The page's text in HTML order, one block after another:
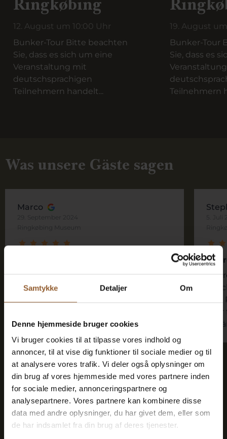
Samtykke Detaljer Om
Denne hjemmeside bruger cookies
Vi bruger cookies til at tilpasse vores indhold og
annoncer, til at vise dig funktioner til sociale medier og til
at analysere vores trafik. Vi deler også oplysninger om
din brug af vores hjemmeside med vores partnere inden
for sociale medier, annonceringspartnere og
analysepartnere. Vores partnere kan kombinere disse
data med andre oplysninger, du har givet dem, eller som
de har indsamlet fra din brug af deres tjenester.
Ringkøbing
12. August um 10:00 Uhr
Bunker-Tour Bitte beachten
Sie, dass es sich um eine
Veranstaltung mit
deutschsprachigen
Teilnehmern handelt...
19. August
Bunker-Tour
Sie, dass es
Teilnehmern
Was unsere Gäste sagen
Marco
Ausstellung
Ein kleines, aber feines Museum. Als
wir dort waren, hatten sie eine
Finn Juhl. Gut gemacht.
Sparen Sie Geld - kaufen Sie
eine Treuekarte